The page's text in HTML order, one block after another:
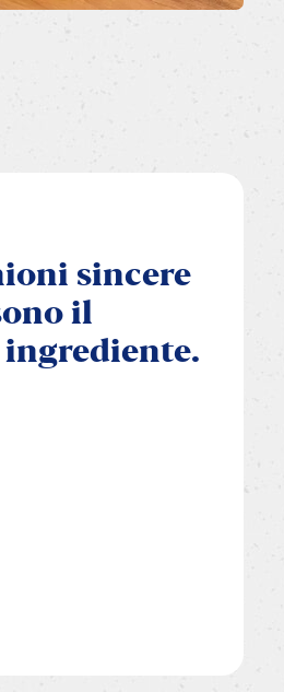
sincere
il
ingrediente.